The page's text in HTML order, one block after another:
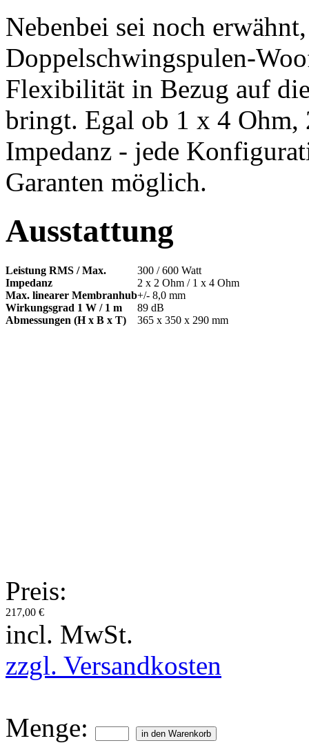
Nebenbei sei noch
Doppelschwingspulen-
Flexibilität in Bezug auf
bringt. Egal ob 1 x 4
Impedanz - jede
Garanten möglich.
Ausstattung
Leistung RMS / Max.
300 / 600 Watt
Impedanz
2 x 2 Ohm / 1 x 4 Ohm
Max. linearer Membranhub+/- 8,0 mm
Wirkungsgrad 1 W / 1 m
89 dB
Abmessungen (H x B x T)
365 x 350 x 290 mm
Preis:
217,00 €
incl. MwSt.
zzgl. Versandkosten
Menge: